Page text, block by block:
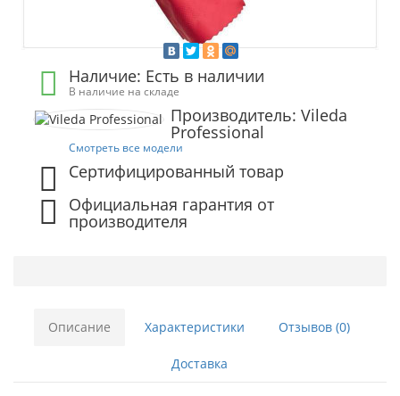
Наличие: Есть в наличии
В наличие на складе
Производитель: Vileda
Professional
Смотреть все модели
Сертифицированный товар
Официальная гарантия от
производителя
Описание Характеристики Отзывов (0)
Доставка